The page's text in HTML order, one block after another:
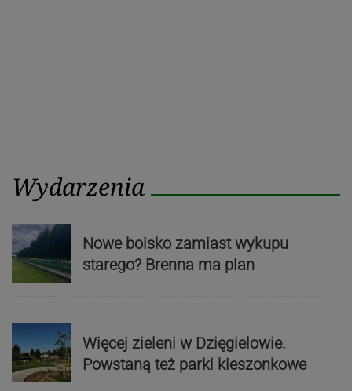
Wydarzenia
Nowe boisko zamiast wykupu
starego? Brenna ma plan
Więcej zieleni w Dzięgielowie.
Powstaną też parki kieszonkowe